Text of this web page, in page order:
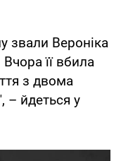
звали Вероніка
її вбила
з двома
– йдеться у